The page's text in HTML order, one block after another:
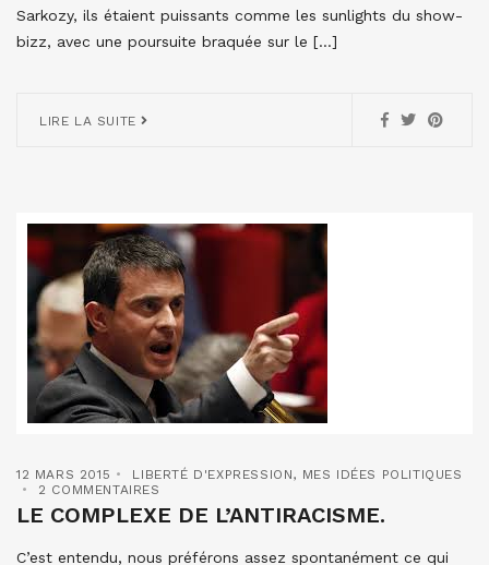
Sarkozy, ils étaient puissants comme les sunlights du show-
bizz, avec une poursuite braquée sur le […]
LIRE LA SUITE
12 MARS 2015 LIBERTÉ D'EXPRESSION, MES IDÉES POLITIQUES
2 COMMENTAIRES
LE COMPLEXE DE L’ANTIRACISME.
C’est entendu, nous préférons assez spontanément ce qui